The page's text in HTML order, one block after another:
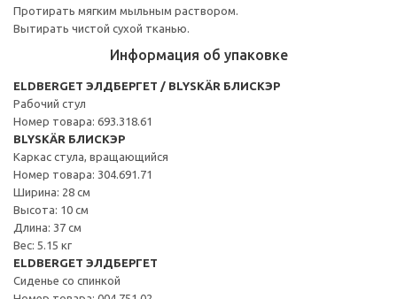
Протирать мягким мыльным раствором.
Вытирать чистой сухой тканью.
Информация об упаковке
ELDBERGET ЭЛДБЕРГЕТ / BLYSKÄR БЛИСКЭР
Рабочий стул
Номер товара: 693.318.61
BLYSKÄR БЛИСКЭР
Каркас стула, вращающийся
Номер товара: 304.691.71
Ширина: 28 см
Высота: 10 см
Длина: 37 см
Вес: 5.15 кг
ELDBERGET ЭЛДБЕРГЕТ
Сиденье со спинкой